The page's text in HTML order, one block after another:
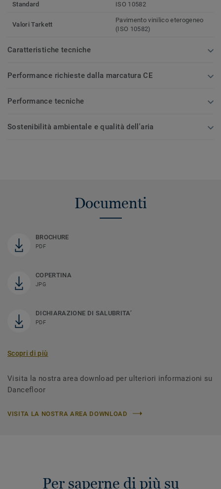
Standard
ISO 10582
Valori Tarkett
Pavimento vinilico eterogeneo
(ISO 10582)
Caratteristiche tecniche
Performance richieste dalla marcatura CE
Performance tecniche
Sostenibilità ambientale e qualità dell'aria
Documenti
BROCHURE
PDF
COPERTINA
JPG
DICHIARAZIONE DI SALUBRITA’
PDF
Scopri di più
Visita la nostra area download per ulteriori informazioni su
Dancefloor
VISITA LA NOSTRA AREA DOWNLOAD
Per saperne di più su